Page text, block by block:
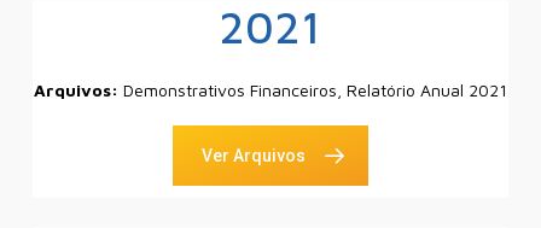
2021
Arquivos: Demonstrativos Financeiros, Relatório Anual 2021
Ver Arquivos